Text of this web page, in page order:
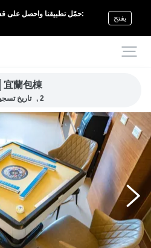
حمّل تطبيقنا واحصل على
يفتح
宜蘭包棟
تاريخ , 2